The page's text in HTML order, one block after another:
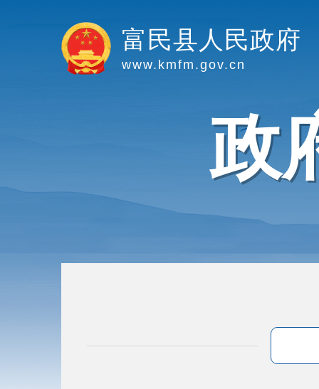
富民县人民政府
www.kmfm.gov.cn
政